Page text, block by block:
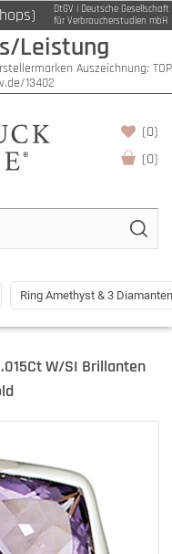
DtGV | Deutsche Gesellschaft
für Verbraucherstudien mbH
Leistung
Auszeichnung: TOP
13402
(0)
(0)
Ring Amethyst & 3
W/SI Brillanten